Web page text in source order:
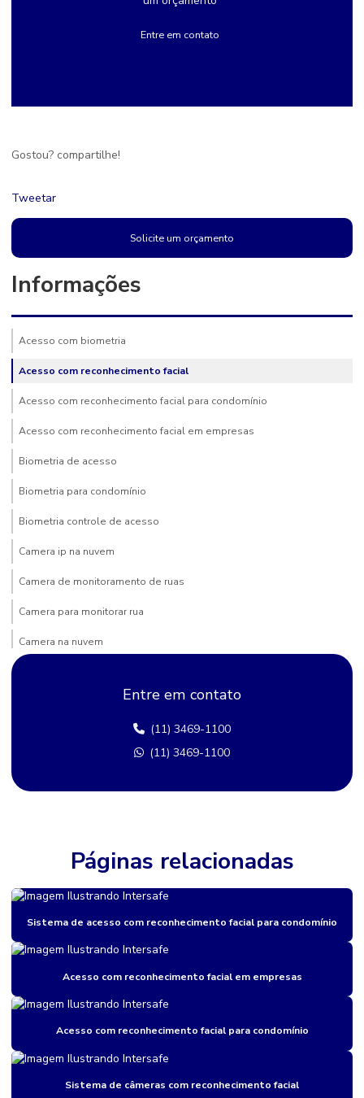
Entre em contato
Gostou? compartilhe!
Tweetar
Solicite um orçamento
Informações
Acesso com biometria
Acesso com reconhecimento facial
Acesso com reconhecimento facial para condomínio
Acesso com reconhecimento facial em empresas
Biometria de acesso
Biometria para condomínio
Biometria controle de acesso
Camera ip na nuvem
Camera de monitoramento de ruas
Camera para monitorar rua
Camera na nuvem
Câmera de rua comprar
Câmera segurança bairro
Camera de segurança rua
Cameras bairro
Câmeras de rua comprar em sp
Cancela para controle de acesso
Catraca de acesso
Catraca de acesso biometrico
Catraca de controle de acesso
Catraca torniquete
Central de monitoramento 24h para indústrias
Entre em contato
(11) 3469-1100
(11) 3469-1100
Páginas relacionadas
Sistema de acesso com reconhecimento facial para condomínio
Acesso com reconhecimento facial em empresas
Acesso com reconhecimento facial para condomínio
Sistema de câmeras com reconhecimento facial